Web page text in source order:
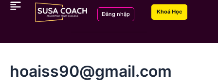
Nhảy
dung
Đăng nhập Khoá Học
hoaiss90@gmail.com